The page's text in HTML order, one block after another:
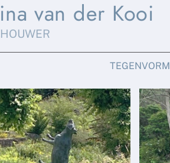
van der Kooi
TEGENVORM